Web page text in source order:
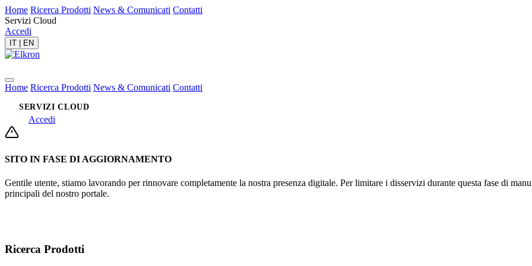
Home Ricerca Prodotti News & Comunicati Contatti
Servizi Cloud
Accedi
IT EN
Home Ricerca Prodotti News & Comunicati Contatti
SERVIZI CLOUD
Accedi
SITO IN FASE DI AGGIORNAMENTO
Gentile utente, stiamo lavorando per rinnovare completamente la nostra presenza digitale. Per limitare i disservizi durante questa fase di
principali del nostro portale.
Ricerca Prodotti